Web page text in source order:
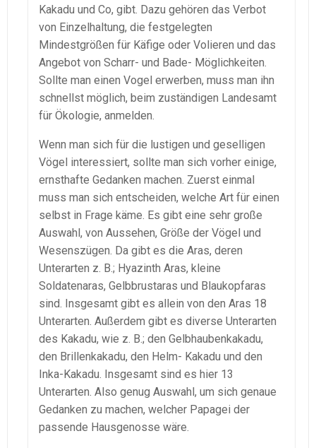
Kakadu und Co, gibt. Dazu gehören das Verbot
von Einzelhaltung, die festgelegten
Mindestgrößen für Käfige oder Volieren und das
Angebot von Scharr- und Bade- Möglichkeiten.
Sollte man einen Vogel erwerben, muss man ihn
schnellst möglich, beim zuständigen Landesamt
für Ökologie, anmelden.
Wenn man sich für die lustigen und geselligen
Vögel interessiert, sollte man sich vorher einige,
ernsthafte Gedanken machen. Zuerst einmal
muss man sich entscheiden, welche Art für einen
selbst in Frage käme. Es gibt eine sehr große
Auswahl, von Aussehen, Größe der Vögel und
Wesenszügen. Da gibt es die Aras, deren
Unterarten z. B.; Hyazinth Aras, kleine
Soldatenaras, Gelbbrustaras und Blaukopfaras
sind. Insgesamt gibt es allein von den Aras 18
Unterarten. Außerdem gibt es diverse Unterarten
des Kakadu, wie z. B.; den Gelbhaubenkakadu,
den Brillenkakadu, den Helm- Kakadu und den
Inka-Kakadu. Insgesamt sind es hier 13
Unterarten. Also genug Auswahl, um sich genaue
Gedanken zu machen, welcher Papagei der
passende Hausgenosse wäre.